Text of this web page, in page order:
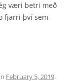
væri betri með
fjarri því sem
February 5, 2019.